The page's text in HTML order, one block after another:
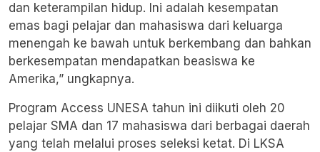
dan keterampilan hidup. Ini adalah kesempatan
emas bagi pelajar dan mahasiswa dari keluarga
menengah ke bawah untuk berkembang dan bahkan
berkesempatan mendapatkan beasiswa ke
Amerika,” ungkapnya.
Program Access UNESA tahun ini diikuti oleh 20
pelajar SMA dan 17 mahasiswa dari berbagai daerah
yang telah melalui proses seleksi ketat. Di LKSA